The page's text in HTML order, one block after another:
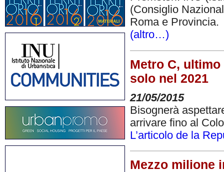
(Consiglio
Roma e Provincia.
(altro…)
Metro C,
solo nel 2021
21/05/2015
Bisognerà
arrivare fino al
L’articolo de la
Mezzo milione